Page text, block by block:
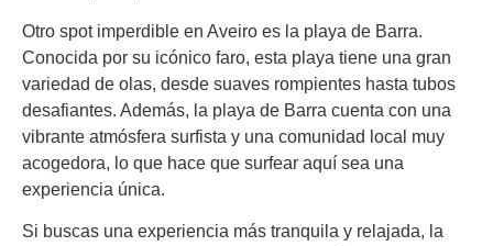
Otro spot imperdible en Aveiro es la playa de Barra.
Conocida por su icónico faro, esta playa tiene una gran
variedad de olas, desde suaves rompientes hasta tubos
desafiantes. Además, la playa de Barra cuenta con una
vibrante atmósfera surfista y una comunidad local muy
acogedora, lo que hace que surfear aquí sea una
experiencia única.
Si buscas una experiencia más tranquila y relajada, la